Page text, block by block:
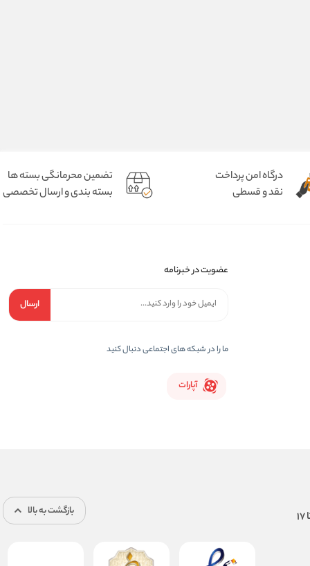
درگاه امن پرداخت
نقد و قسطی
تضمین محرمانگی بسته ها
بسته بندی و ارسال تخصصی
عضویت در خبرنامه
ارسال
ما را در شبکه های اجتماعی دنبال کنید
آپارات
بازگشت به بالا